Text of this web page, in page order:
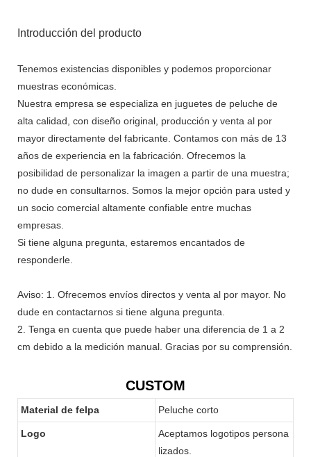
Introducción del producto
Tenemos existencias disponibles y podemos proporcionar
muestras económicas.
Nuestra empresa se especializa en juguetes de peluche de
alta calidad, con diseño original, producción y venta al por
mayor directamente del fabricante. Contamos con más de 13
años de experiencia en la fabricación. Ofrecemos la
posibilidad de personalizar la imagen a partir de una muestra;
no dude en consultarnos. Somos la mejor opción para usted y
un socio comercial altamente confiable entre muchas
empresas.
Si tiene alguna pregunta, estaremos encantados de
responderle.
Aviso: 1. Ofrecemos envíos directos y venta al por mayor. No
dude en contactarnos si tiene alguna pregunta.
2. Tenga en cuenta que puede haber una diferencia de 1 a 2
cm debido a la medición manual. Gracias por su comprensión.
CUSTOM
Material de felpa Peluche corto
Logo
Aceptamos logotipos persona
lizados.